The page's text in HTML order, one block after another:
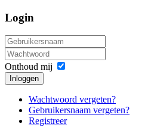
Login
Onthoud mij
Inloggen
Wachtwoord vergeten?
Gebruikersnaam vergeten?
Registreer